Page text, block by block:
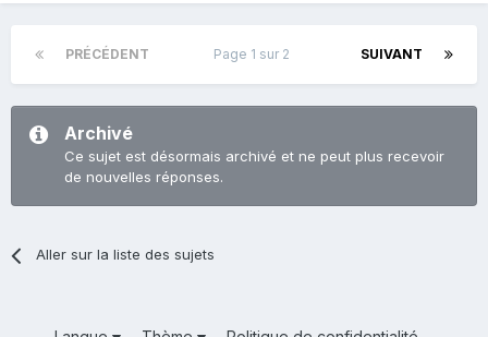
PRÉCÉDENT SUIVANT
Page 1 sur 2
Archivé
Ce sujet est désormais archivé et ne peut plus recevoir
de nouvelles réponses.
Aller sur la liste des sujets